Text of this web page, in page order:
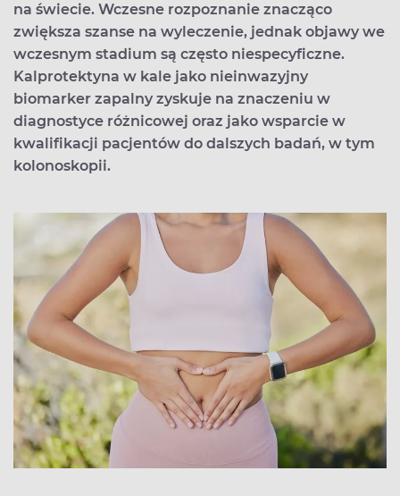
na świecie. Wczesne rozpoznanie znacząco
zwiększa szanse na wyleczenie, jednak objawy we
wczesnym stadium są często niespecyficzne.
Kalprotektyna w kale jako nieinwazyjny
biomarker zapalny zyskuje na znaczeniu w
diagnostyce różnicowej oraz jako wsparcie w
kwalifikacji pacjentów do dalszych badań, w tym
kolonoskopii.